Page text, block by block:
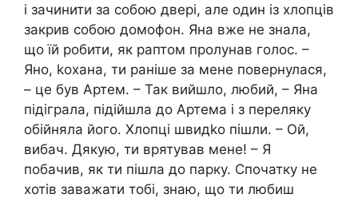
і зачинити за собою двері, але один із хлопців
закрив собою домофон. Яна вже не знала,
що їй робити, як раптом пролунав голос. –
Яно, kохана, ти раніше за мене повернулася,
– це був Артем. – Так вийшло, любий, – Яна
підіграла, підійшла до Артема і з переляку
обійняла його. Хлопці швидkо пішли. – Ой,
вибач. Дякую, ти врятував мене! – Я
побачив, як ти пішла до парку. Спочатку не
хотів заважати тобі, знаю, що ти любиш